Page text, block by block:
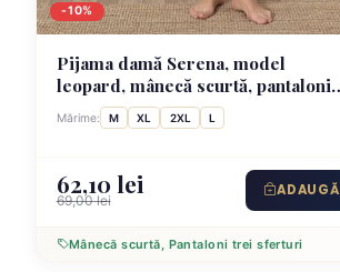
-10%
Pijama damă Serena, model
leopard, mânecă scurtă, pantaloni
Mărime: M XL 2XL L
62,10 lei
69,00 lei
ADAUGĂ
Mânecă scurtă, Pantaloni trei sferturi